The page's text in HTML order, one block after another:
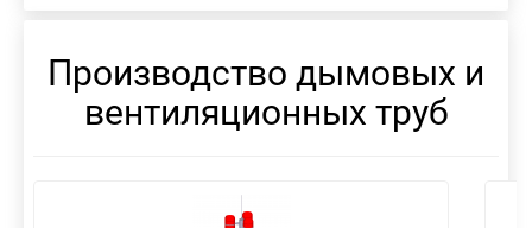
Производство дымовых и
вентиляционных труб